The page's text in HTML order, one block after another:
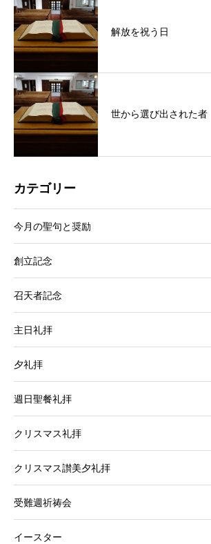
解放を祝う日
世から選び出された者
カテゴリー
今月の聖句と奨励
創立記念
召天者記念
主日礼拝
夕礼拝
週日聖餐礼拝
クリスマス礼拝
クリスマス讃美夕礼拝
受難週祈祷会
イースター